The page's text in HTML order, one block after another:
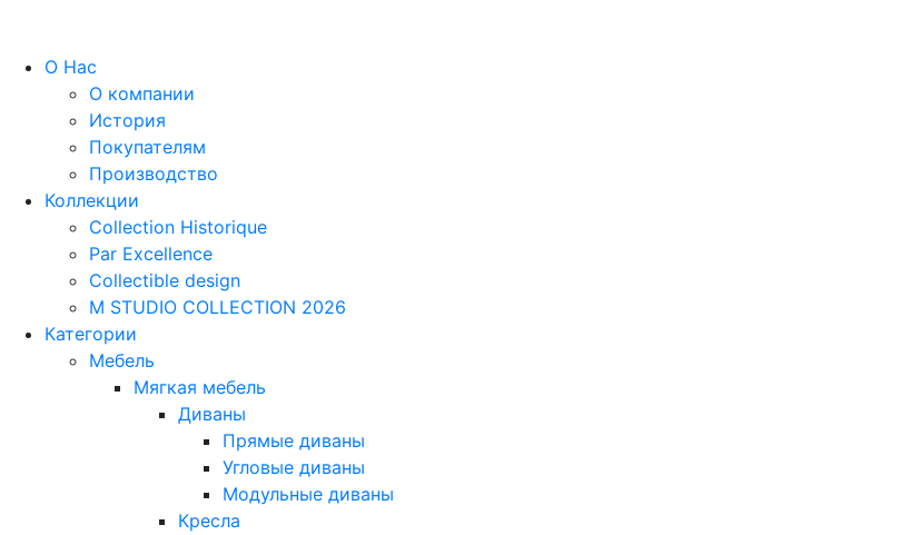
О Нас
О компании
История
Покупателям
Производство
Коллекции
Collection Historique
Par Excellence
Collectible design
M STUDIO COLLECTION 2026
Категории
Мебель
Мягкая мебель
Диваны
Прямые диваны
Угловые диваны
Модульные диваны
Кресла